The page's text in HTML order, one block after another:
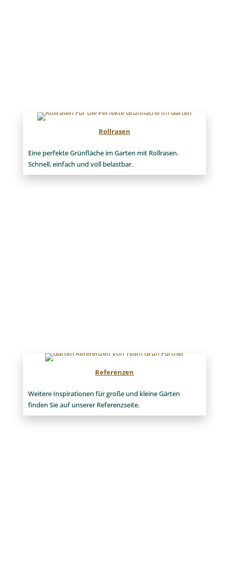
Rollrasen
Eine perfekte Grünfläche im Garten mit Rollrasen.
Schnell, einfach und voll belastbar.
Referenzen
Weitere Inspirationen für große und kleine Gärten
finden Sie auf unserer Referenzseite.